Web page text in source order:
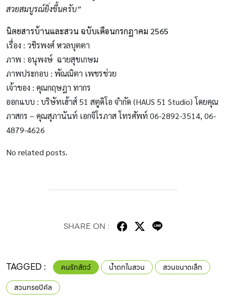
สวยสมบูรณ์ยิ่งขึ้นครับ”
นิตยสารบ้านและสวน ฉบับเดือนกรกฎาคม 2565
เรื่อง : วชิรพงศ์ หวลบุตตา
ภาพ : อนุพงษ์ ฉายสุขเกษม
ภาพประกอบ : พัณณิตา เพชรช่วย
เจ้าของ : คุณกฤษฎา ทากร
ออกแบบ : บริษัทเฮ้าส์ 51 สตูดิโอ จำกัด (HAUS 51 Studio) โดยคุณ
ภาสกร – คุณสุภานันท์ เอกจิโรภาส โทรศัพท์ 06-2892-3514, 06-
4879-4626
No related posts.
SHARE ON :
TAGGED : คนรักสัตว์ น้ำตกในสวน
สวนขนาดเล็ก
สวนทรอปิคัล